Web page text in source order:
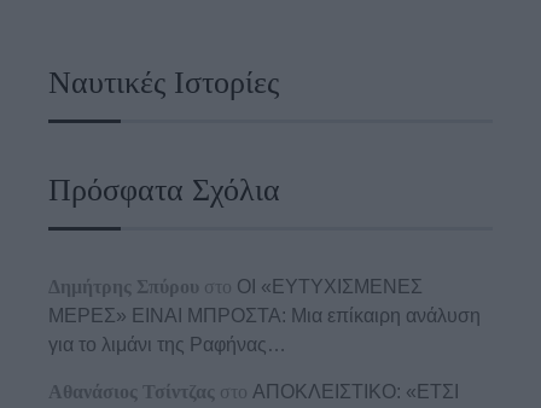
Ναυτικές Ιστορίες
Πρόσφατα Σχόλια
Δημήτρης Σπύρου στο ΟΙ «ΕΥΤΥΧΙΣΜΕΝΕΣ
ΜΕΡΕΣ» ΕΙΝΑΙ ΜΠΡΟΣΤΑ: Μια επίκαιρη ανάλυση
για το λιμάνι της Ραφήνας…
Αθανάσιος Τσίντζας στο ΑΠΟΚΛΕΙΣΤΙΚΟ: «ΕΤΣΙ